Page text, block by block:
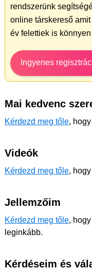
rendszerünk
online társkereső
év felettiek is
Ingyenes
Mai kedvenc
Kérdezd meg tőle,
Videók
Kérdezd meg tőle,
Jellemzőim
Kérdezd meg tőle,
leginkább.
Kérdéseim és